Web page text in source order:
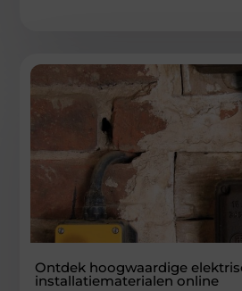
Ontdek hoogwaardige
installatiematerialen online